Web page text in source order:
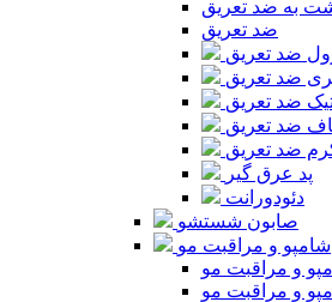
به ضد تعریق
ضد تعریق
ضد تعریق
ضد تعریق
ضد تعریق
ضد تعریق
ضد تعریق
پد عرق گیر
دئودورانت
صابون شستشو
شامپو و مراقبت مو
و مراقبت مو
و مراقبت مو